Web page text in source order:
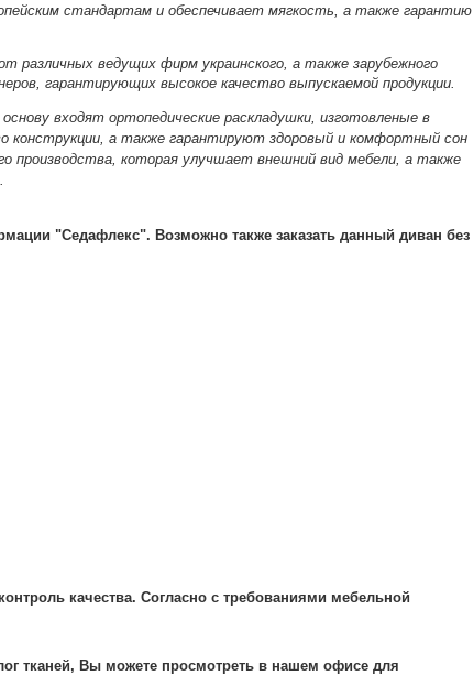
стандартам и обеспечивает мягкость, а также гарантию
различных ведущих фирм украинского, а также зарубежного
гарантирующих высокое качество выпускаемой продукции.
входят ортопедические раскладушки, изготовленые в
конструкции, а также гарантируют здоровый и комфортный сон
производства, которая улучшает внешний вид мебели, а также
"Седафлекс". Возможно также заказать данный диван без
качества. Согласно с требованиями мебельной
тканей, Вы можете просмотреть в нашем офисе для